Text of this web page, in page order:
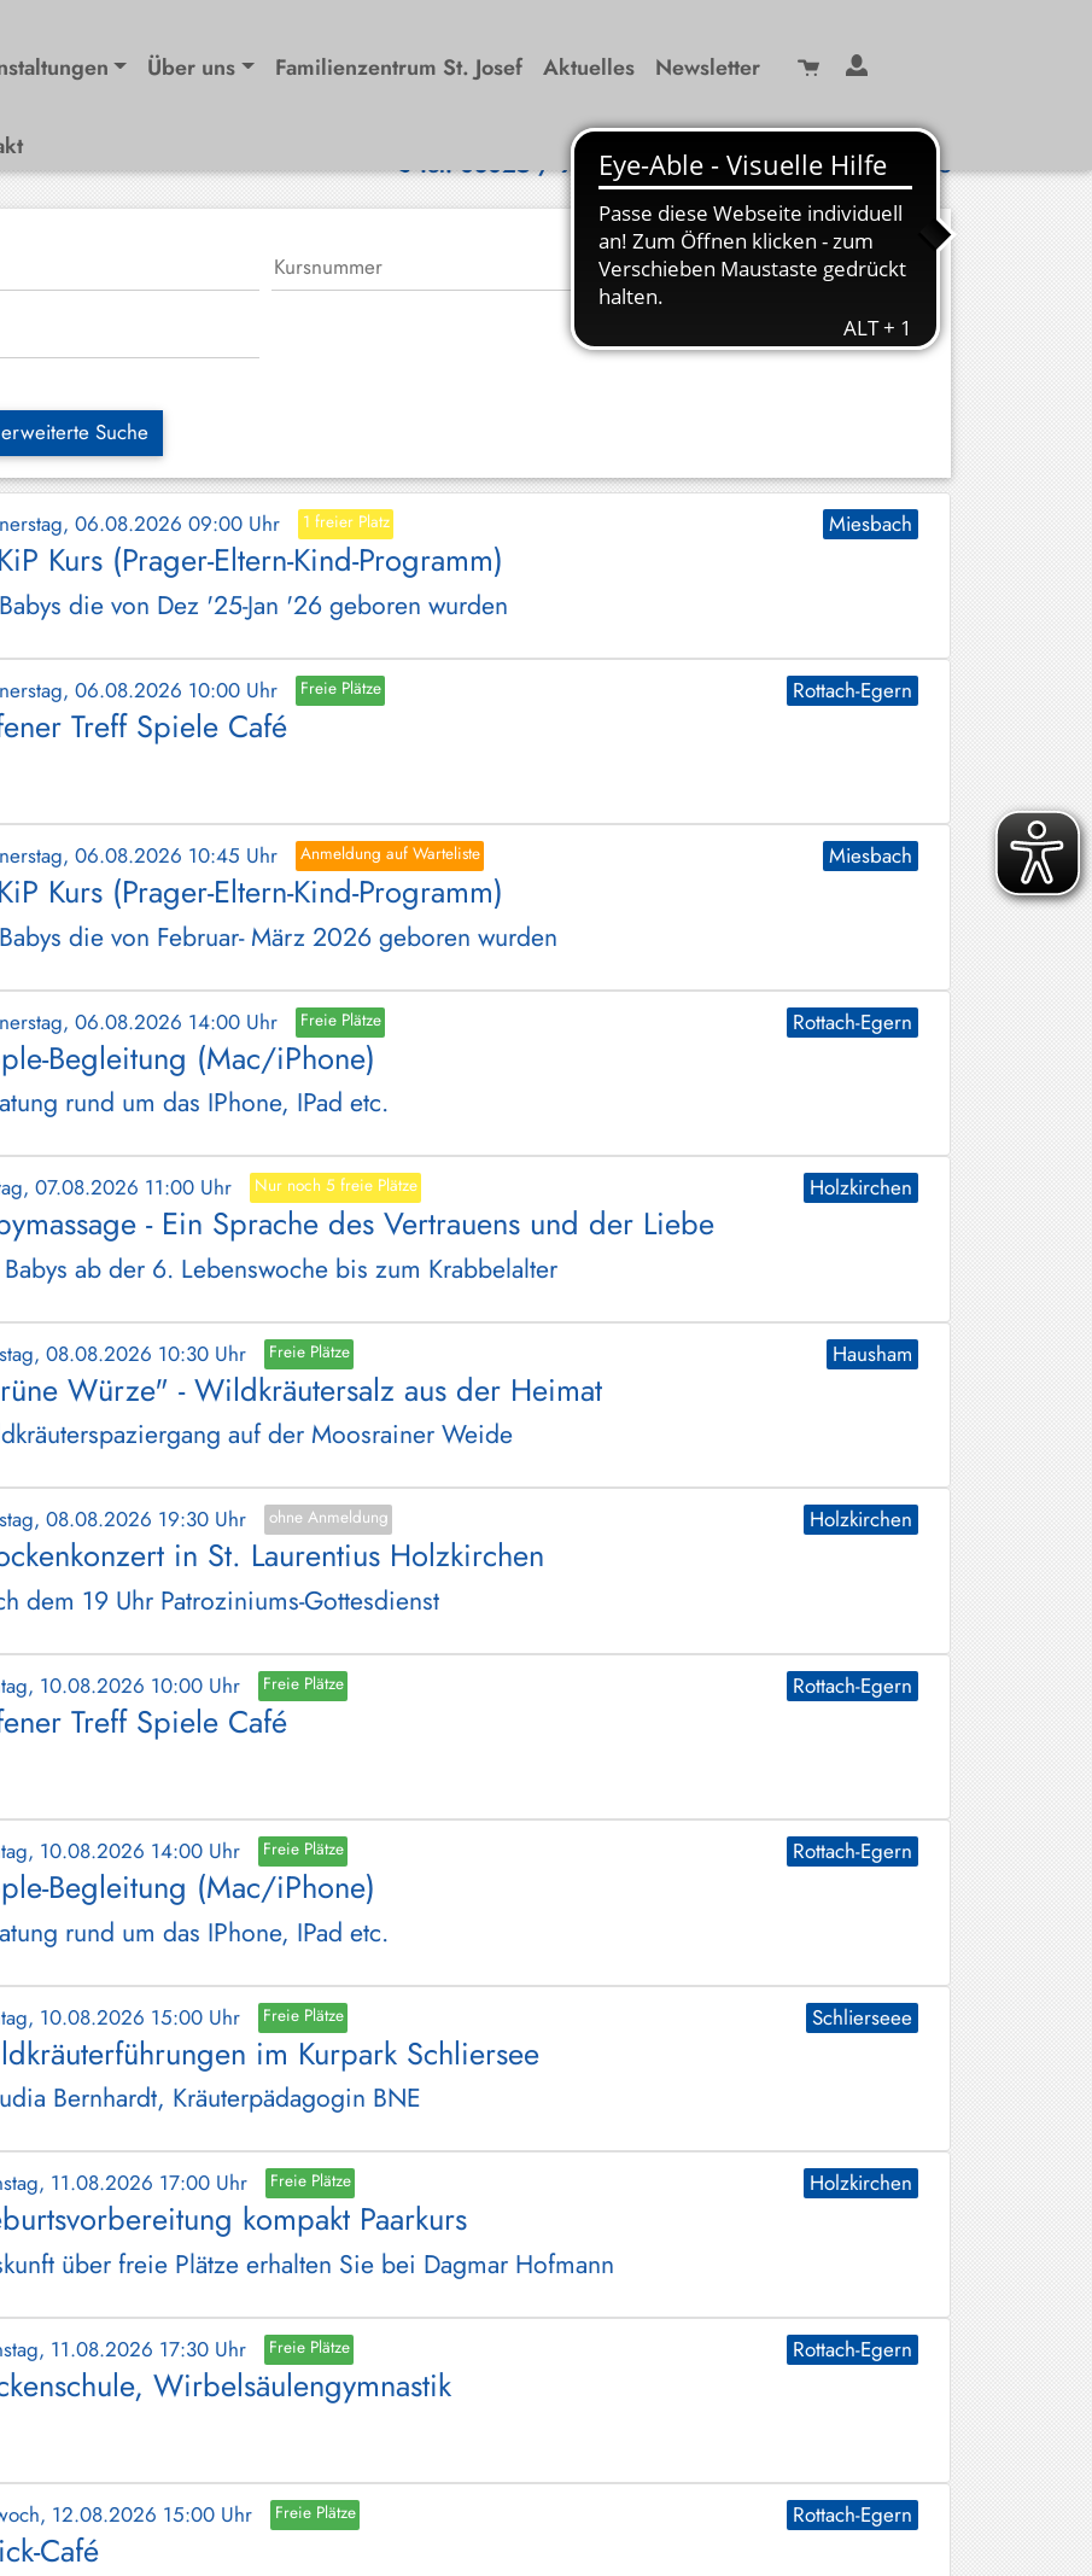
Über uns Familienzentrum St. Josef Aktuelles Newsletter
Tel. 08025 / 99 29-0 info(at)kbw-miesbach.de
erweiterte Suche
06.08.2026 09:00 Uhr 1 freier Platz Miesbach
Kurs (Prager-Eltern-Kind-Programm)
die von Dez '25-Jan '26 geboren wurden
06.08.2026 10:00 Uhr Freie Plätze Rottach-Egern
Treff Spiele Café
06.08.2026 10:45 Uhr Anmeldung auf Warteliste Miesbach
Kurs (Prager-Eltern-Kind-Programm)
die von Februar- März 2026 geboren wurden
06.08.2026 14:00 Uhr Freie Plätze Rottach-Egern
Begleitung (Mac/iPhone)
rund um das IPhone, IPad etc.
07.08.2026 11:00 Uhr Nur noch 5 freie Plätze Holzkirchen
- Ein Sprache des Vertrauens und der Liebe
ab der 6. Lebenswoche bis zum Krabbelalter
08.08.2026 10:30 Uhr Freie Plätze Hausham
Würze" - Wildkräutersalz aus der Heimat
auf der Moosrainer Weide
08.08.2026 19:30 Uhr ohne Anmeldung Holzkirchen
in St. Laurentius Holzkirchen
dem 19 Uhr Patroziniums-Gottesdienst
10.08.2026 10:00 Uhr Freie Plätze Rottach-Egern
Treff Spiele Café
10.08.2026 14:00 Uhr Freie Plätze Rottach-Egern
Begleitung (Mac/iPhone)
rund um das IPhone, IPad etc.
10.08.2026 15:00 Uhr Freie Plätze Schlierseee
im Kurpark Schliersee
Bernhardt, Kräuterpädagogin BNE
11.08.2026 17:00 Uhr Freie Plätze Holzkirchen
kompakt Paarkurs
über freie Plätze erhalten Sie bei Dagmar Hofmann
11.08.2026 17:30 Uhr Freie Plätze Rottach-Egern
Wirbelsäulengymnastik
12.08.2026 15:00 Uhr Freie Plätze Rottach-Egern
Café